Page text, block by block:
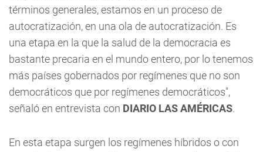
términos generales, estamos en un proceso de
autocratización, en una ola de autocratización. Es
una etapa en la que la salud de la democracia es
bastante precaria en el mundo entero, por lo tenemos
más países gobernados por regímenes que no son
democráticos que por regímenes democráticos",
señaló en entrevista con DIARIO LAS AMÉRICAS.
En esta etapa surgen los regímenes híbridos o con